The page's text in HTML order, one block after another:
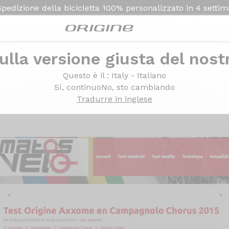
della bicicletta 100% personalizzato in 4
versione giusta del
Questo è il : Italy - Italiano
Sì, continuoNo, sto cambiando
Tradurre in inglese
Test Origine Axxome 250 / Campagnolo Chorus
Origine Axxome 250